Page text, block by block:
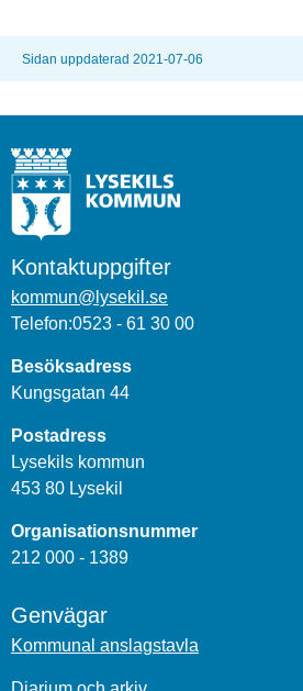
Sidan uppdaterad 2021-07-06
Kontaktuppgifter
kommun@lysekil.se
Telefon:0523 - 61 30 00
Besöksadress
Kungsgatan 44
Postadress
Lysekils kommun
453 80 Lysekil
Organisationsnummer
212 000 - 1389
Genvägar
Kommunal anslagstavla